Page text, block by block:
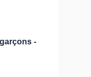
-